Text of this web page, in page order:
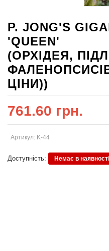
P. JONG'S
'QUEEN'
(ОРХІДЕЯ,
ЦІНИ))
761.60 грн.
Артикул: K-44
Доступність: Немає в наявності